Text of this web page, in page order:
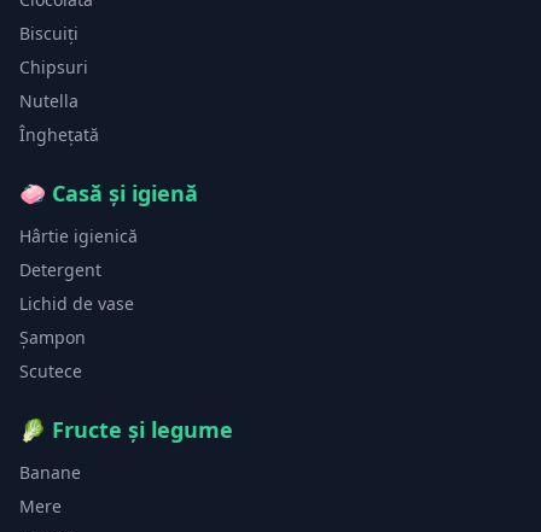
Biscuiți
Chipsuri
Nutella
Înghețată
🧼 Casă și igienă
Hârtie igienică
Detergent
Lichid de vase
Șampon
Scutece
🥬 Fructe și legume
Banane
Mere